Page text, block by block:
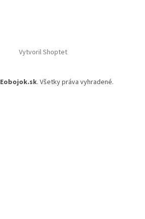
Vytvoril Shoptet
Eobojok.sk. Všetky práva vyhradené.